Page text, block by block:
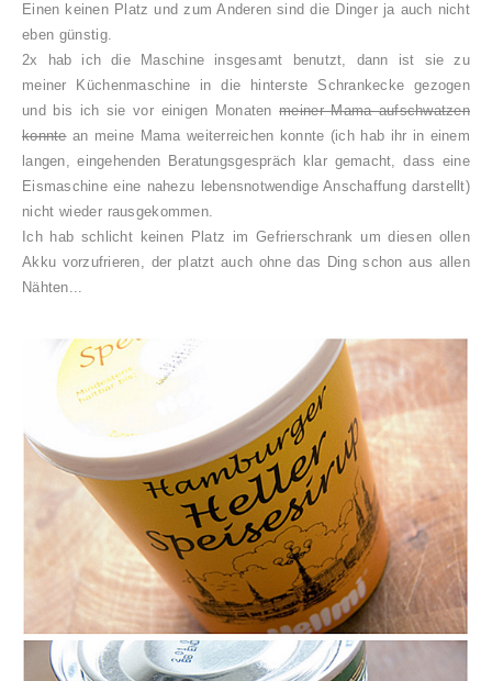
Einen keinen Platz und zum Anderen sind die Dinger ja auch nicht
eben günstig.
2x hab ich die Maschine insgesamt benutzt, dann ist sie zu
meiner Küchenmaschine in die hinterste Schrankecke gezogen
und bis ich sie vor einigen Monatenmeiner Mama aufschwatzen
konntean meine Mama weiterreichen konnte (ich hab ihr in einem
langen, eingehenden Beratungsgespräch klar gemacht, dass eine
Eismaschine eine nahezu lebensnotwendige Anschaffung darstellt)
nicht wieder rausgekommen.
Ich hab schlicht keinen Platz im Gefrierschrank um diesen ollen
Akku vorzufrieren, der platzt auch ohne das Ding schon aus allen
Nähten...